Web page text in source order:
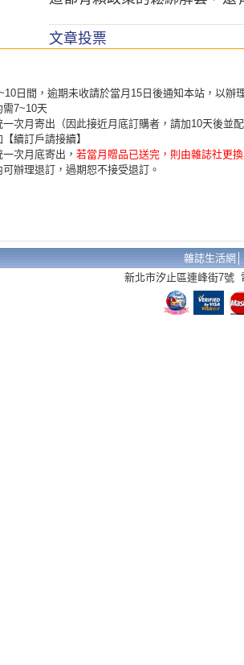
文章投票
日間，逾期未收請於當月15日後通知本站，以辦
需7~10天
一次月寄出（因此接近月底訂購者，請加10天後並
續訂戶請接續】
次月底寄出， 若當月贈品已送完，則由雜誌社更
辦理退訂，過期恕不接受退訂。
雜誌生活網
新北市汐止區連峰街7號